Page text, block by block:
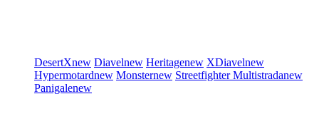
DesertXnew Diavelnew Heritagenew XDiavelnew
Hypermotardnew Monsternew StreetfighterMultistradanew
Panigalenew